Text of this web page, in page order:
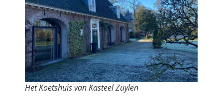
Het Koetshuis van Kasteel Zuylen